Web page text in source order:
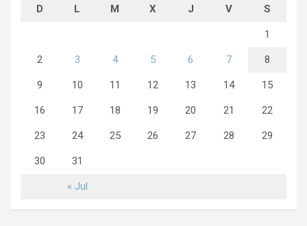
D L M X J V S
« Jul
1
2 3 4 5 6 7 8
9 10 11 12 13 14 15
16 17 18 19 20 21 22
23 24 25 26 27 28 29
30 31